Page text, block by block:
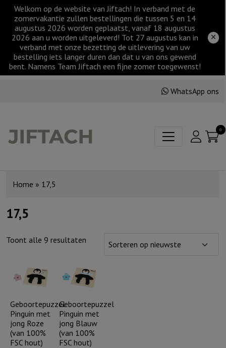
Welkom op de website van Jiftach! In verband met de
zomervakantie zullen bestellingen die tussen 5 en 14
augustus 2026 worden geplaatst, vanaf 18 augustus
2026 aan u worden uitgeleverd! Tot 27 augustus kan in
verband met onze bezetting de uitlevering van uw
bestelling iets langer duren dan dat u van ons gewend
bent. Namens Team Jiftach een fijne zomer toegewenst!
WhatsApp ons
0
Home » 17,5
17,5
Toont alle 9 resultaten
nieuwste
Geboortepuzzel
Pinguin met
jong Roze
(van 100%
FSC hout)
Geboortepuzzel
Pinguin met
jong Blauw
(van 100%
FSC hout)